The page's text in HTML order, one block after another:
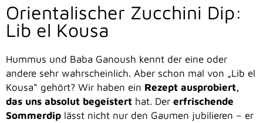
Orientalischer Zucchini Dip:
Lib el Kousa
Hummus und Baba Ganoush kennt der eine oder
andere sehr wahrscheinlich. Aber schon mal von „Lib el
Kousa“ gehört? Wir haben ein Rezept ausprobiert,
das uns absolut begeistert hat. Der erfrischende
Sommerdip lässt nicht nur den Gaumen jubilieren – er